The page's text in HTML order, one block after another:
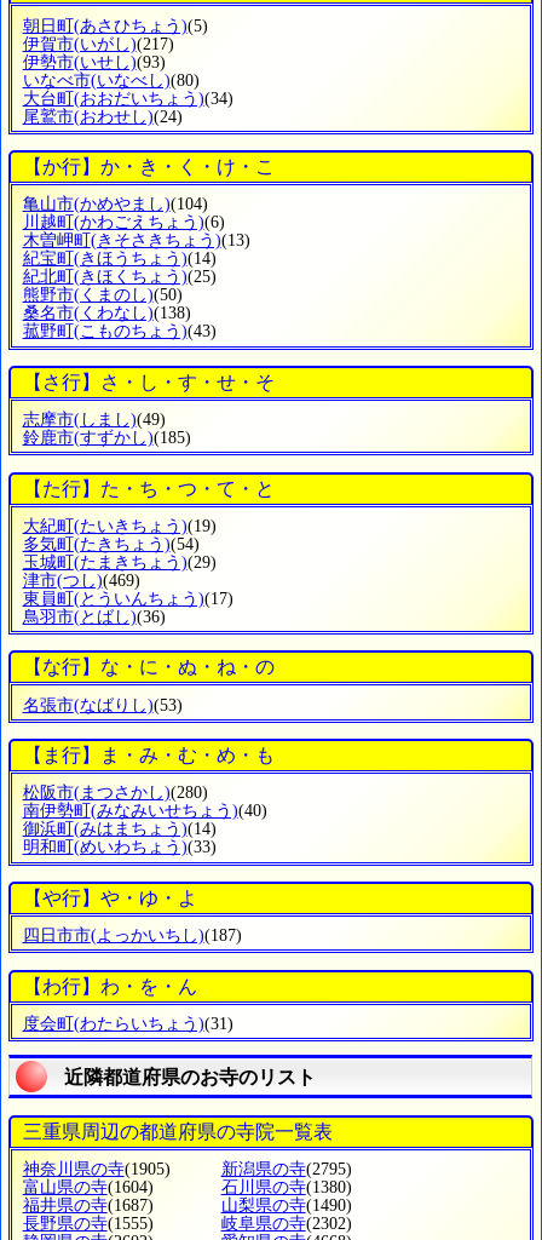
朝日町(あさひちょう)(5)
伊賀市(いがし)(217)
伊勢市(いせし)(93)
いなべ市(いなべし)(80)
大台町(おおだいちょう)(34)
尾鷲市(おわせし)(24)
【か行】か・き・く・け・こ
亀山市(かめやまし)(104)
川越町 (かわごえちょう)(6)
木曽岬町 (きそさきちょう)(13)
紀宝町 (きほうちょう)(14)
紀北町 (きほくちょう)(25)
熊野市(くまのし)(50)
桑名市(くわなし)(138)
菰野町 (こものちょう)(43)
【さ行】さ・し・す・せ・そ
志摩市(しまし)(49)
鈴鹿市(すずかし)(185)
【た行】た・ち・つ・て・と
大紀町 (たいきちょう)(19)
多気町 (たきちょう)(54)
玉城町 (たまきちょう)(29)
津市(つし)(469)
東員町 (とういんちょう)(17)
鳥羽市(とばし)(36)
【な行】な・に・ぬ・ね・の
名張市(なばりし)(53)
【ま行】ま・み・む・め・も
松阪市(まつさかし)(280)
南伊勢町 (みなみいせちょう)(40)
御浜町 (みはまちょう)(14)
明和町 (めいわちょう)(33)
【や行】や・ゆ・よ
四日市市(よっかいちし)(187)
【わ行】わ・を・ん
度会町 (わたらいちょう)(31)
近隣都道府県のお寺のリスト
三重県周辺の都道府県の寺院一覧表
神奈川県の寺(1905) 新潟県の寺(2795)
富山県の寺(1604) 石川県の寺(1380)
福井県の寺(1687) 山梨県の寺(1490)
長野県の寺(1555) 岐阜県の寺(2302)